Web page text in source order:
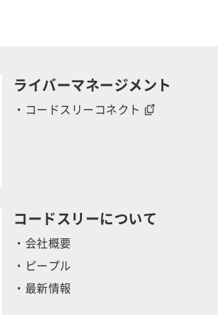
ライバーマネージメント
・コードスリーコネクト
コードスリーについて
・会社概要
・ピープル
・最新情報